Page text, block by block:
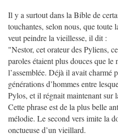
Il y a surtout dans la Bible de
touchantes, selon nous, que toute
veut peindre la vieillesse, il dit :
"Nestor, cet orateur des Pyliens,
paroles étaient plus douces que
l’assemblée. Déjà il avait charmé
générations d’hommes entre
Pylos, et il régnait maintenant sur
Cette phrase est de la plus belle
mélodie. Le second vers imite la
onctueuse d’un vieillard.